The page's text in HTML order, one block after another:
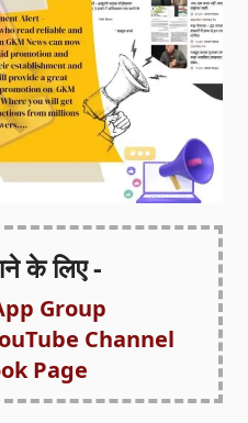
के लिए -
Group
Channel
Page